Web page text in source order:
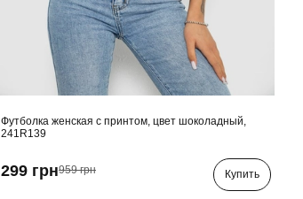
Футболка женская с принтом, цвет шоколадный,
241R139
299 грн959 грн Купить